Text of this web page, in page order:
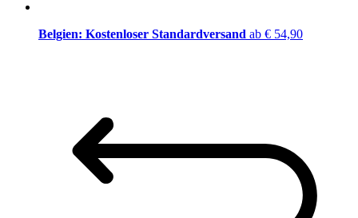
Belgien: Kostenloser Standardversand ab € 54,90